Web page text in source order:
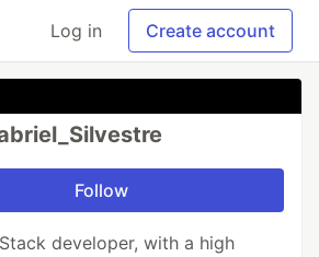
Log in Create account
Follow
developer, with a high